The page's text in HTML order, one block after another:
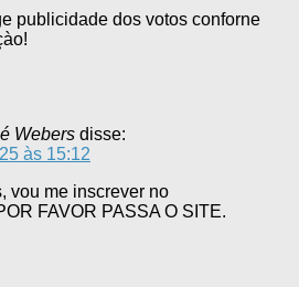
publicidade dos votos conforne
Webers disse:
às 15:12
vou me inscrever no
FAVOR PASSA O SITE.